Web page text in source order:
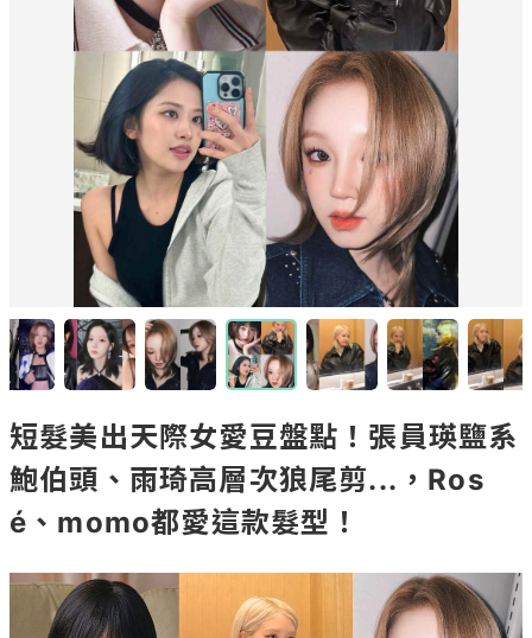
短髮美出天際女愛豆盤點！張員瑛鹽系
鮑伯頭、雨琦高層次狼尾剪...，Ros
é、momo都愛這款髮型！